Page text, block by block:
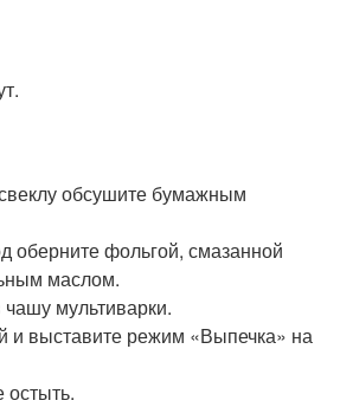
обсушите бумажным
оберните фольгой, смазанной
маслом.
мультиварки.
и выставите режим «Выпечка» на
остыть.